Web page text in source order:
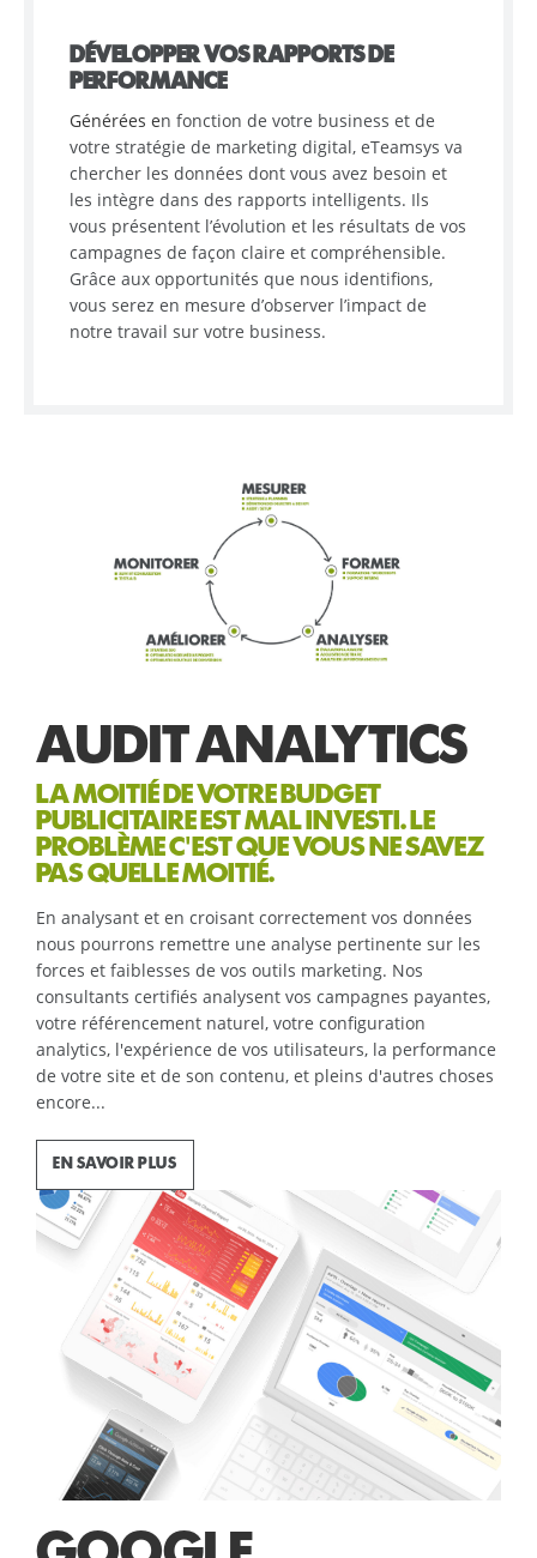
DÉVELOPPER VOS RAPPORTS DE
PERFORMANCE
Générées en fonction de votre business et de
votre stratégie de marketing digital, eTeamsys va
chercher les données dont vous avez besoin et
les intègre dans des rapports intelligents. Ils
vous présentent l’évolution et les résultats de vos
campagnes de façon claire et compréhensible.
Grâce aux opportunités que nous identifions,
vous serez en mesure d’observer l’impact de
notre travail sur votre business.
AUDIT ANALYTICS
LA MOITIÉ DE VOTRE BUDGET
PUBLICITAIRE EST MAL INVESTI. LE
PROBLÈME C'EST QUE VOUS NE SAVEZ
PAS QUELLE MOITIÉ.
En analysant et en croisant correctement vos données
nous pourrons remettre une analyse pertinente sur les
forces et faiblesses de vos outils marketing. Nos
consultants certifiés analysent vos campagnes payantes,
votre référencement naturel, votre configuration
analytics, l'expérience de vos utilisateurs, la performance
de votre site et de son contenu, et pleins d'autres choses
encore...
EN SAVOIR PLUS